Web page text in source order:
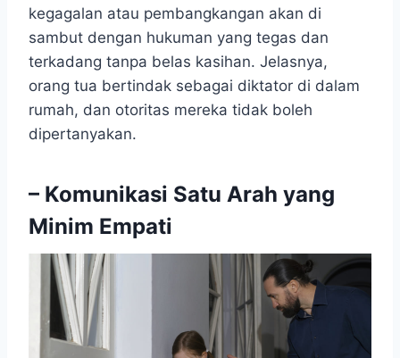
kegagalan atau pembangkangan akan di
sambut dengan hukuman yang tegas dan
terkadang tanpa belas kasihan. Jelasnya,
orang tua bertindak sebagai diktator di dalam
rumah, dan otoritas mereka tidak boleh
dipertanyakan.
– Komunikasi Satu Arah yang
Minim Empati